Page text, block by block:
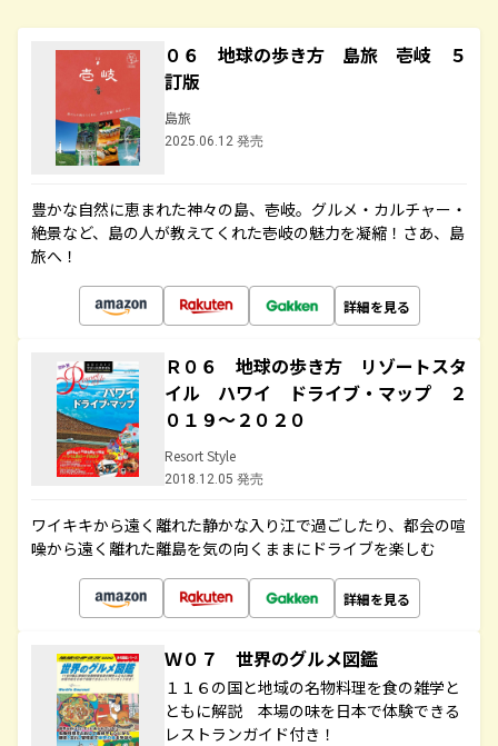
０６ 地球の歩き方 島旅 壱岐 ５
訂版
島旅
2025.06.12 発売
豊かな自然に恵まれた神々の島、壱岐。グルメ・カルチャー・
絶景など、島の人が教えてくれた壱岐の魅力を凝縮！さあ、島
旅へ！
詳細を見る
Ｒ０６ 地球の歩き方 リゾートスタ
イル ハワイ ドライブ・マップ ２
０１９～２０２０
Resort Style
2018.12.05 発売
ワイキキから遠く離れた静かな入り江で過ごしたり、都会の喧
噪から遠く離れた離島を気の向くままにドライブを楽しむ
詳細を見る
Ｗ０７ 世界のグルメ図鑑
１１６の国と地域の名物料理を食の雑学と
ともに解説 本場の味を日本で体験できる
レストランガイド付き！